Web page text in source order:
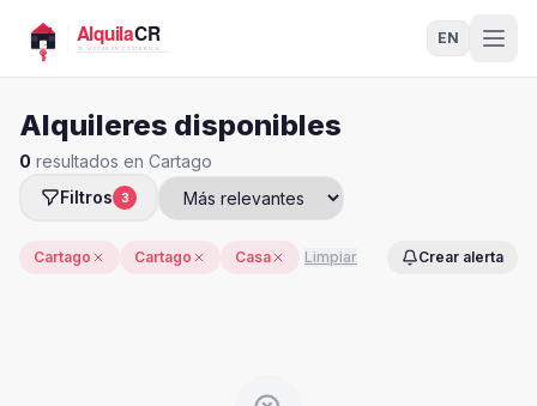
EN
Alquileres disponibles
0 resultados en Cartago
Filtros
3
Cartago Cartago Casa Limpiar Crear alerta